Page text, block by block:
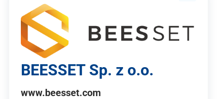
BEESSET Sp. z o.o.
www.beesset.com